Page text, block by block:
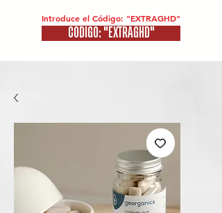
Introduce el Código: "EXTRAGHD"
CÓDIGO: "EXTRAGHD"